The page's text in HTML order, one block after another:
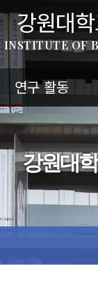
강원대
INSTITUTE OF
연구 활동
강원대